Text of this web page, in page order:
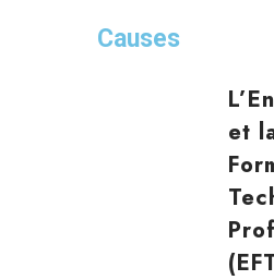
Causes
et